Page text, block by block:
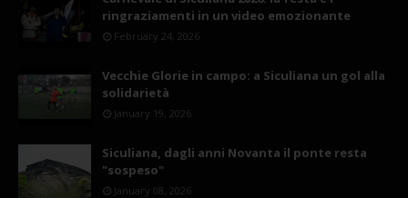
ringraziamenti in un video emozionante
February 24, 2026
Vecchie Glorie in campo: a Siculiana un gol alla
solidarietà
January 19, 2026
Siculiana, dagli anni Novanta il ponte resta
"sospeso"
January 08, 2026